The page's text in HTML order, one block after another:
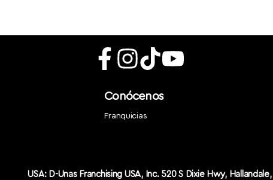
Conócenos
Franquicias
USA: D-Unas Franchising USA, Inc. 520 S Dixie Hwy,